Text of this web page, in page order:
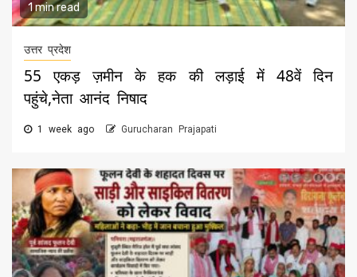
1 min read
उत्तर प्रदेश
55 एकड़ ज़मीन के हक की लड़ाई में 48वें दिन
पहुंचे,नेता आनंद निषाद
1 week ago Gurucharan Prajapati